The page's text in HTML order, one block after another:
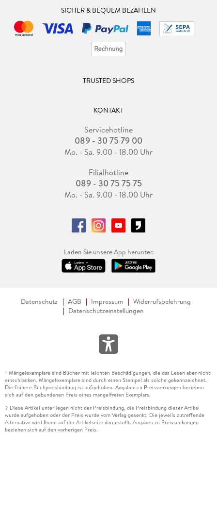
SICHER & BEQUEM BEZAHLEN
TRUSTED SHOPS
KONTAKT
Servicehotline
089 - 30 75 79 00
Mo. - Sa. 9.00 - 18.00 Uhr
Filialhotline
089 - 30 75 75 75
Mo. - Sa. 9.00 - 18.00 Uhr
Laden Sie unsere App herunter.
Datenschutz AGB Impressum
Widerrufsbelehrung
Datenschutzeinstellungen
1 Mängelexemplare sind Bücher mit leichten Beschädigungen, die das Lesen aber nicht
einschränken. Mängelexemplare sind durch einen Stempel als solche gekennzeichnet.
Die frühere Buchpreisbindung ist aufgehoben. Angaben zu Preissenkungen beziehen
sich auf den gebundenen Preis eines mangelfreien Exemplars.
2 Diese Artikel unterliegen nicht der Preisbindung, die Preisbindung dieser Artikel
wurde aufgehoben oder der Preis wurde vom Verlag gesenkt. Die jeweils zutreffende
Alternative wird Ihnen auf der Artikelseite dargestellt. Angaben zu Preissenkungen
beziehen sich auf den vorherigen Preis.